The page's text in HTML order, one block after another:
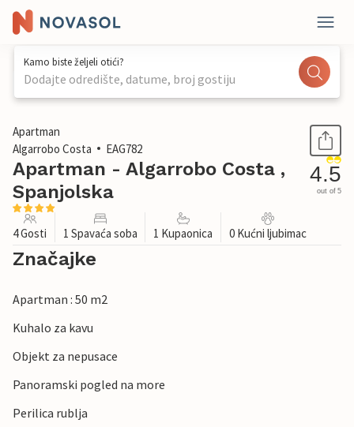
Kamo biste željeli otići?
Dodajte odredište, datume, broj gostiju
1 / 19
Apartman
Algarrobo Costa
EAG782
Apartman - Algarrobo Costa ,
Spanjolska
4.5
out of 5
4 Gosti 1 Spavaća soba 1 Kupaonica 0 Kućni ljubimac
Značajke
Apartman : 50 m2
Kuhalo za kavu
Objekt za nepusace
Panoramski pogled na more
Perilica rublja